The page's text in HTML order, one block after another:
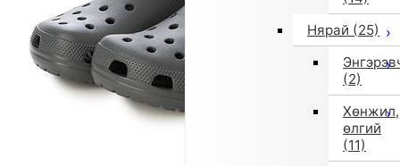
Нярай (25)
(2)
Хөнжил,
өлгий
(11)